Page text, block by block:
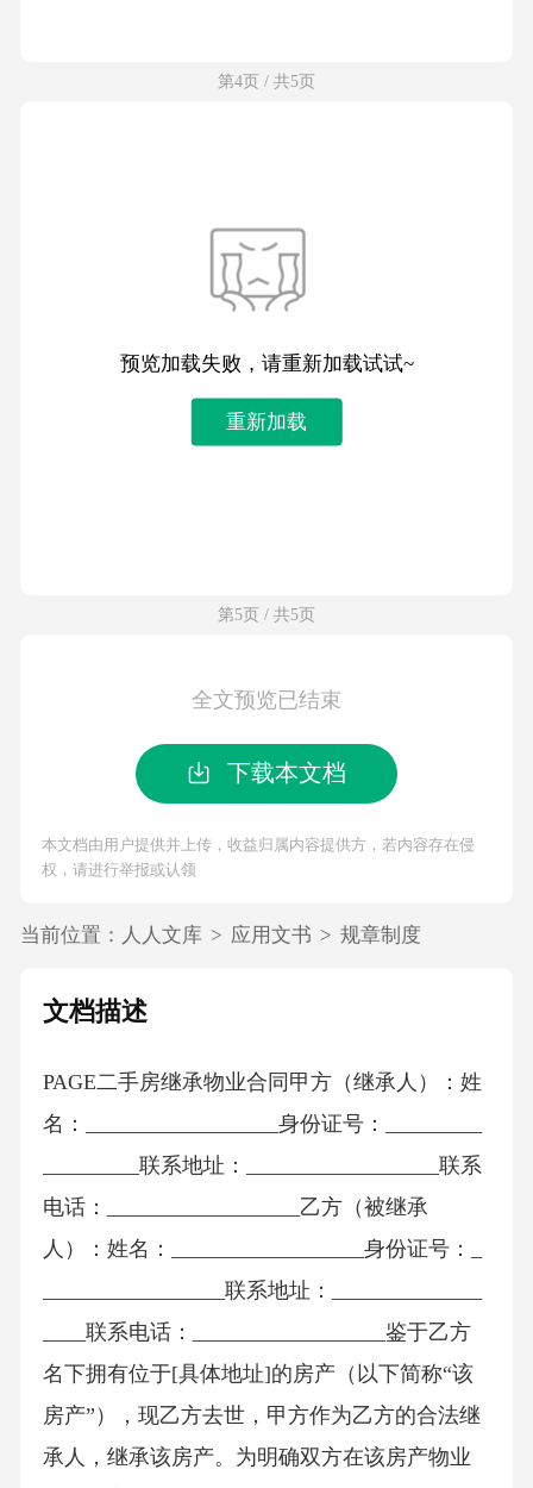
第4页 / 共5页
预览加载失败，请重新加载试试~
重新加载
第5页 / 共5页
全文预览已结束
下载本文档
本文档由用户提供并上传，收益归属内容提供方，若内容存在侵
权，请进行举报或认领
当前位置： 人人文库 > 应用文书 > 规章制度
文档描述
PAGE二手房继承物业合同甲方（继承人）：姓
名：__________________身份证号：_________
_________联系地址：__________________联系
电话：__________________乙方（被继承
人）：姓名：__________________身份证号：_
_________________联系地址：______________
____联系电话：__________________鉴于乙方
名下拥有位于[具体地址]的房产（以下简称“该
房产”），现乙方去世，甲方作为乙方的合法继
承人，继承该房产。为明确双方在该房产物业